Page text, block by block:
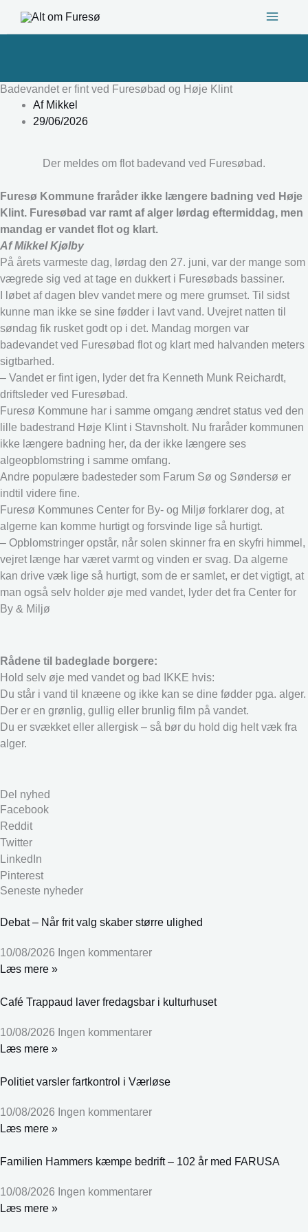
Badevandet er fint ved Furesøbad og Høje Klint
AfMikkel
29/06/2026
Der meldes om flot badevand ved Furesøbad.
Furesø Kommune fraråder ikke længere badning ved Høje
Klint. Furesøbad var ramt af alger lørdag eftermiddag, men
mandag er vandet flot og klart.
Af Mikkel Kjølby
På årets varmeste dag, lørdag den 27. juni, var der mange som
vægrede sig ved at tage en dukkert i Furesøbads bassiner.
I løbet af dagen blev vandet mere og mere grumset. Til sidst
kunne man ikke se sine fødder i lavt vand. Uvejret natten til
søndag fik rusket godt op i det. Mandag morgen var
badevandet ved Furesøbad flot og klart med halvanden meters
sigtbarhed.
– Vandet er fint igen, lyder det fra Kenneth Munk Reichardt,
driftsleder ved Furesøbad.
Furesø Kommune har i samme omgang ændret status ved den
lille badestrand Høje Klint i Stavnsholt. Nu fraråder kommunen
ikke længere badning her, da der ikke længere ses
algeopblomstring i samme omfang.
Andre populære badesteder som Farum Sø og Søndersø er
indtil videre fine.
Furesø Kommunes Center for By- og Miljø forklarer dog, at
algerne kan komme hurtigt og forsvinde lige så hurtigt.
– Opblomstringer opstår, når solen skinner fra en skyfri himmel,
vejret længe har været varmt og vinden er svag. Da algerne
kan drive væk lige så hurtigt, som de er samlet, er det vigtigt, at
man også selv holder øje med vandet, lyder det fra Center for
By & Miljø
Rådene til badeglade borgere:
Hold selv øje med vandet og bad IKKE hvis:
Du står i vand til knæene og ikke kan se dine fødder pga. alger.
Der er en grønlig, gullig eller brunlig film på vandet.
Du er svækket eller allergisk – så bør du hold dig helt væk fra
alger.
Del nyhed
Facebook
Reddit
Twitter
LinkedIn
Pinterest
Seneste nyheder
Debat – Når frit valg skaber større ulighed
10/08/2026 Ingen kommentarer
Læs mere »
Café Trappaud laver fredagsbar i kulturhuset
10/08/2026 Ingen kommentarer
Læs mere »
Politiet varsler fartkontrol i Værløse
10/08/2026 Ingen kommentarer
Læs mere »
Familien Hammers kæmpe bedrift – 102 år med FARUSA
10/08/2026 Ingen kommentarer
Læs mere »